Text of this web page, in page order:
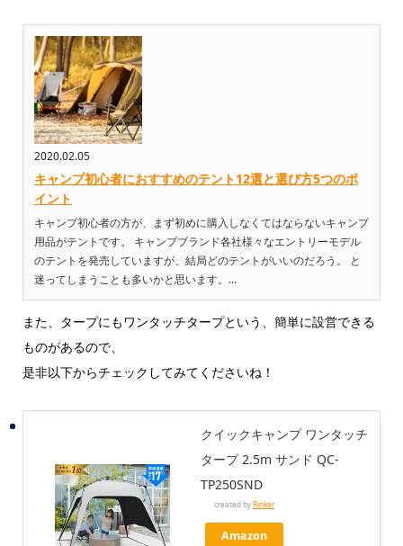
2020.02.05
キャンプ初心者におすすめのテント12選と選び方5つのポ
イント
キャンプ初心者の方が、まず初めに購入しなくてはならないキャンプ
用品がテントです。 キャンプブランド各社様々なエントリーモデル
のテントを発売していますが、結局どのテントがいいのだろう。 と
迷ってしまうことも多いかと思います。...
また、タープにもワンタッチタープという、簡単に設営できる
ものがあるので、
是非以下からチェックしてみてくださいね！
クイックキャンプ ワンタッチ
タープ 2.5m サンド QC-
TP250SND
created byRinker
Amazon